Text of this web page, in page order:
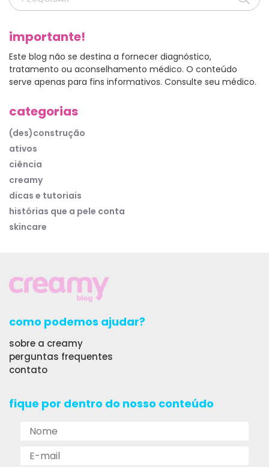
importante!
Este blog não se destina a fornecer diagnóstico,
tratamento ou aconselhamento médico. O conteúdo
serve apenas para fins informativos. Consulte seu médico.
categorias
(des)construção
ativos
ciência
creamy
dicas e tutoriais
histórias que a pele conta
skincare
como podemos ajudar?
sobre a creamy
perguntas frequentes
contato
fique por dentro do nosso conteúdo